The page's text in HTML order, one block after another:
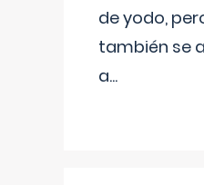
de yodo,
también se
a...